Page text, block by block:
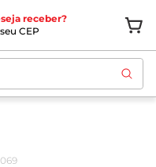
receber?
CEP